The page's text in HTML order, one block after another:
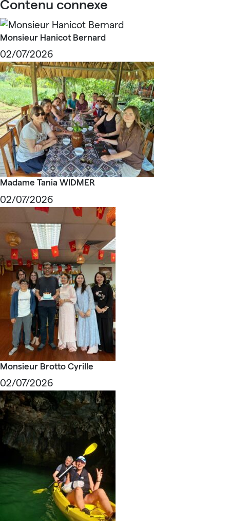
Contenu connexe
Monsieur Hanicot Bernard
02/07/2026
Madame Tania WIDMER
02/07/2026
Monsieur Brotto Cyrille
02/07/2026